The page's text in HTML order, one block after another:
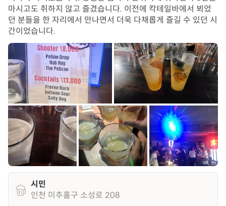
마시고도 취하지 않고 즐겼습니다. 이전에 칵테일바에서 뵈었
던 분들을 한 자리에서 만나면서 더욱 다채롭게 즐길 수 있던 시
간이었습니다.
시민
인천 미추홀구 소성로 208